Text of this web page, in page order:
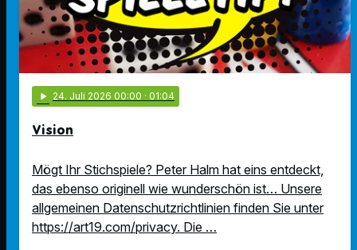
play_arrow 24. Juli 2026 00:00 · 01:04
Vision
Mögt Ihr Stichspiele? Peter Halm hat eins entdeckt,
das ebenso originell wie wunderschön ist… Unsere
allgemeinen Datenschutzrichtlinien finden Sie unter
https://art19.com/privacy. Die …